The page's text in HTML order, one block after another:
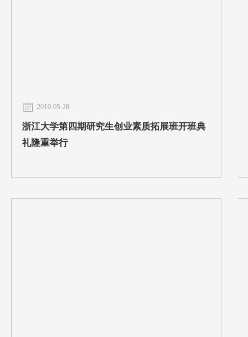
2010.05.20
浙江大学第四期研究生创业素质拓展班开班典
礼隆重举行